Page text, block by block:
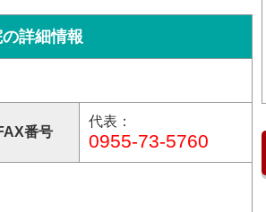
詳細情報
番号
代表：
0955-73-5760